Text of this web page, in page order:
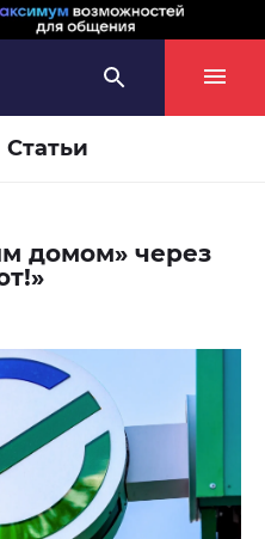
Статьи
домом» через